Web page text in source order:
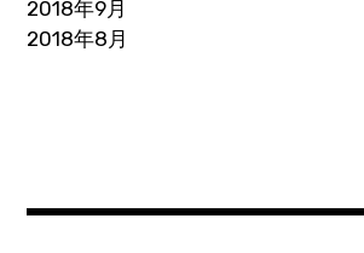
2018年9月
2018年8月